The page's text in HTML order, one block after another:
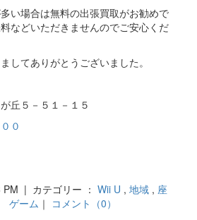
い場合は無料の出張買取がお勧めで
などいただきませんのでご安心くだ
してありがとうございました。
丘５－５１－１５
０
| カテゴリー ： Wii U , 地域 , 座
ゲーム ｜ コメント（0）